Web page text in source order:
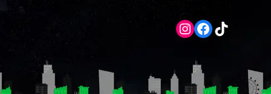
InstagramFacebook
TikTok